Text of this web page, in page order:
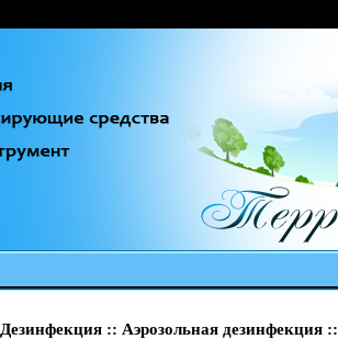
Дезинфекция :: Аэрозольная дезинфекция ::